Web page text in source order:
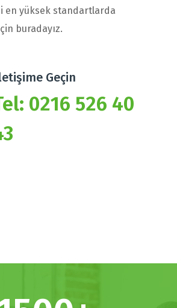
en yüksek standartlarda
buradayız.
Geçin
0216 526 40